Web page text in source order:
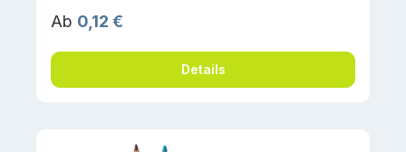
Regulärer Preis:
Ab 0,12 €
Details